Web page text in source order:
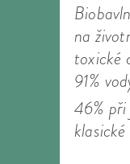
na
toxické
91%
46%